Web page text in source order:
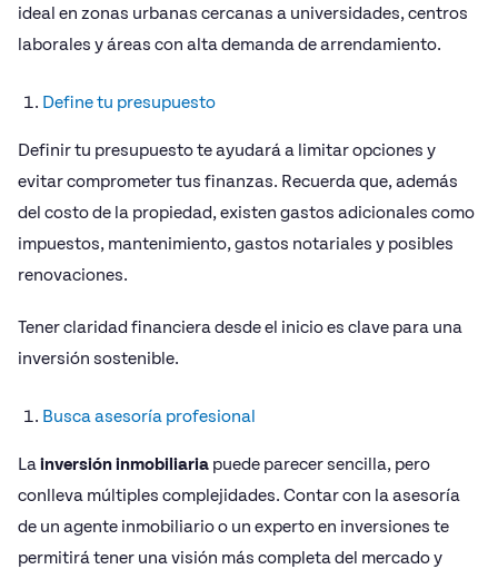
ideal en zonas urbanas cercanas a universidades, centros
laborales y áreas con alta demanda de arrendamiento.
Define tu presupuesto
Definir tu presupuesto te ayudará a limitar opciones y
evitar comprometer tus finanzas. Recuerda que, además
del costo de la propiedad, existen gastos adicionales como
impuestos, mantenimiento, gastos notariales y posibles
renovaciones.
Tener claridad financiera desde el inicio es clave para una
inversión sostenible.
Busca asesoría profesional
Lainversión inmobiliaria puede parecer sencilla, pero
conlleva múltiples complejidades. Contar con la asesoría
de un agente inmobiliario o un experto en inversiones te
permitirá tener una visión más completa del mercado y